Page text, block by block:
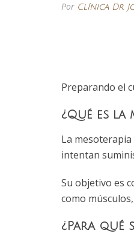
Por Clínica Dr
Preparando el
¿Qué es la
La
intentan
Su objetivo es
como
¿Para qué